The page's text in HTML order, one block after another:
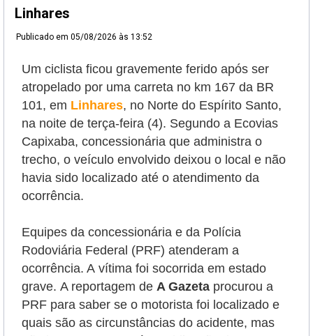
Linhares
Publicado em 05/08/2026 às 13:52
Um ciclista ficou gravemente ferido após ser
atropelado por uma carreta no km 167 da BR
101, em Linhares, no Norte do Espírito Santo,
na noite de terça-feira (4). Segundo a Ecovias
Capixaba, concessionária que administra o
trecho, o veículo envolvido deixou o local e não
havia sido localizado até o atendimento da
ocorrência.
Equipes da concessionária e da Polícia
Rodoviária Federal (PRF) atenderam a
ocorrência. A vítima foi socorrida em estado
grave. A reportagem de A Gazeta procurou a
PRF para saber se o motorista foi localizado e
quais são as circunstâncias do acidente, mas